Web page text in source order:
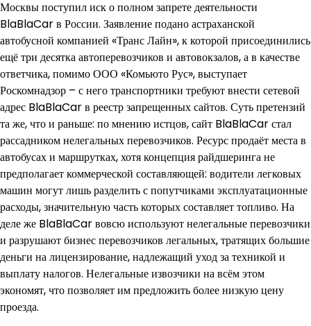
Москвы поступил иск о полном запрете деятельности
BlaBlaCar в России. Заявление подано астраханской
автобусной компанией «Транс Лайн», к которой присоединились
ещё три десятка автоперевозчиков и автовокзалов, а в качестве
ответчика, помимо ООО «Комьюто Рус», выступает
Роскомнадзор – с него транспортники требуют внести сетевой
адрес BlaBlaCar в реестр запрещенных сайтов. Суть претензий
та же, что и раньше: по мнению истцов, сайт BlaBlaCar стал
рассадником нелегальных перевозчиков. Ресурс продаёт места в
автобусах и маршрутках, хотя концепция райдшеринга не
предполагает коммерческой составляющей: водители легковых
машин могут лишь разделить с попутчиками эксплуатационные
расходы, значительную часть которых составляет топливо. На
деле же BlaBlaCar вовсю используют нелегальные перевозчики
и разрушают бизнес перевозчиков легальных, тратящих большие
деньги на лицензирование, надлежащий уход за техникой и
выплату налогов. Нелегальные извозчики на всём этом
экономят, что позволяет им предложить более низкую цену
проезда.